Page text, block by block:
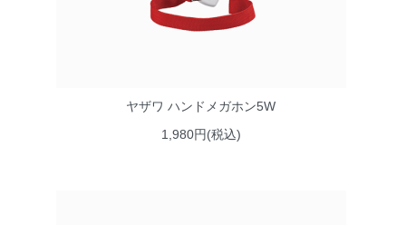
ヤザワ ハンドメガホン5W
1,980円(税込)